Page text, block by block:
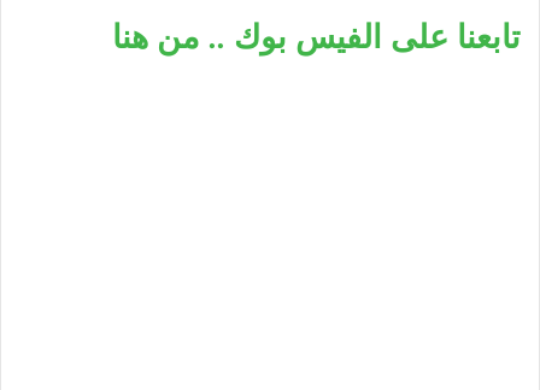
تابعنا على الفيس بوك .. من هنا